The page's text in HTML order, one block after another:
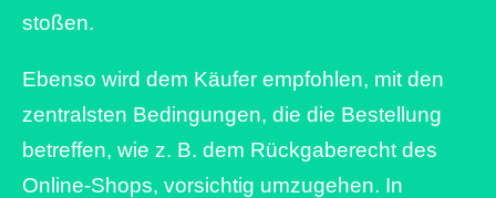
stoßen.
Ebenso wird dem Käufer empfohlen, mit den
zentralsten Bedingungen, die die Bestellung
betreffen, wie z. B. dem Rückgaberecht des
Online-Shops, vorsichtig umzugehen. In